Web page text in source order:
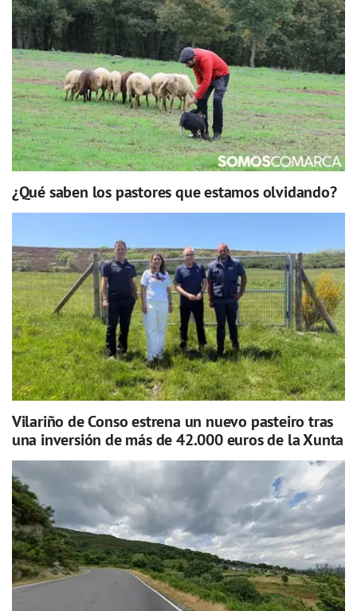
¿Qué saben los pastores que estamos olvidando?
Vilariño de Conso estrena un nuevo pasteiro tras
una inversión de más de 42.000 euros de la Xunta